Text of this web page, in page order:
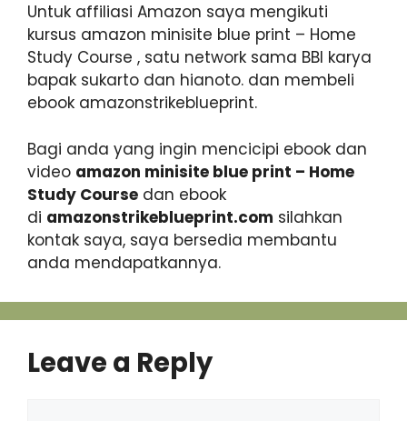
Untuk affiliasi Amazon saya mengikuti
kursus amazon minisite blue print – Home
Study Course , satu network sama BBI karya
bapak sukarto dan hianoto. dan membeli
ebook amazonstrikeblueprint.
Bagi anda yang ingin mencicipi ebook dan
video amazon minisite blue print – Home
Study Course dan ebook
di amazonstrikeblueprint.com silahkan
kontak saya, saya bersedia membantu
anda mendapatkannya.
Leave a Reply